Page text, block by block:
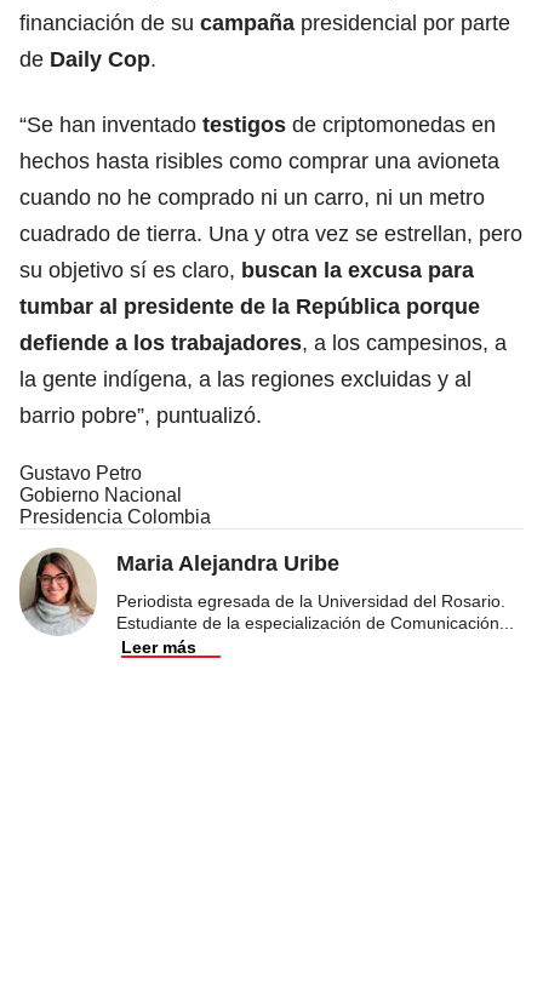
financiación de su campaña presidencial por parte
de Daily Cop.
“Se han inventado testigos de criptomonedas en
hechos hasta risibles como comprar una avioneta
cuando no he comprado ni un carro, ni un metro
cuadrado de tierra. Una y otra vez se estrellan, pero
su objetivo sí es claro, buscan la excusa para
tumbar al presidente de la República porque
defiende a los trabajadores, a los campesinos, a
la gente indígena, a las regiones excluidas y al
barrio pobre”, puntualizó.
Gustavo Petro
Gobierno Nacional
Presidencia Colombia
Maria Alejandra Uribe
Periodista egresada de la Universidad del Rosario.
Estudiante de la especialización de Comunicación
Leer más